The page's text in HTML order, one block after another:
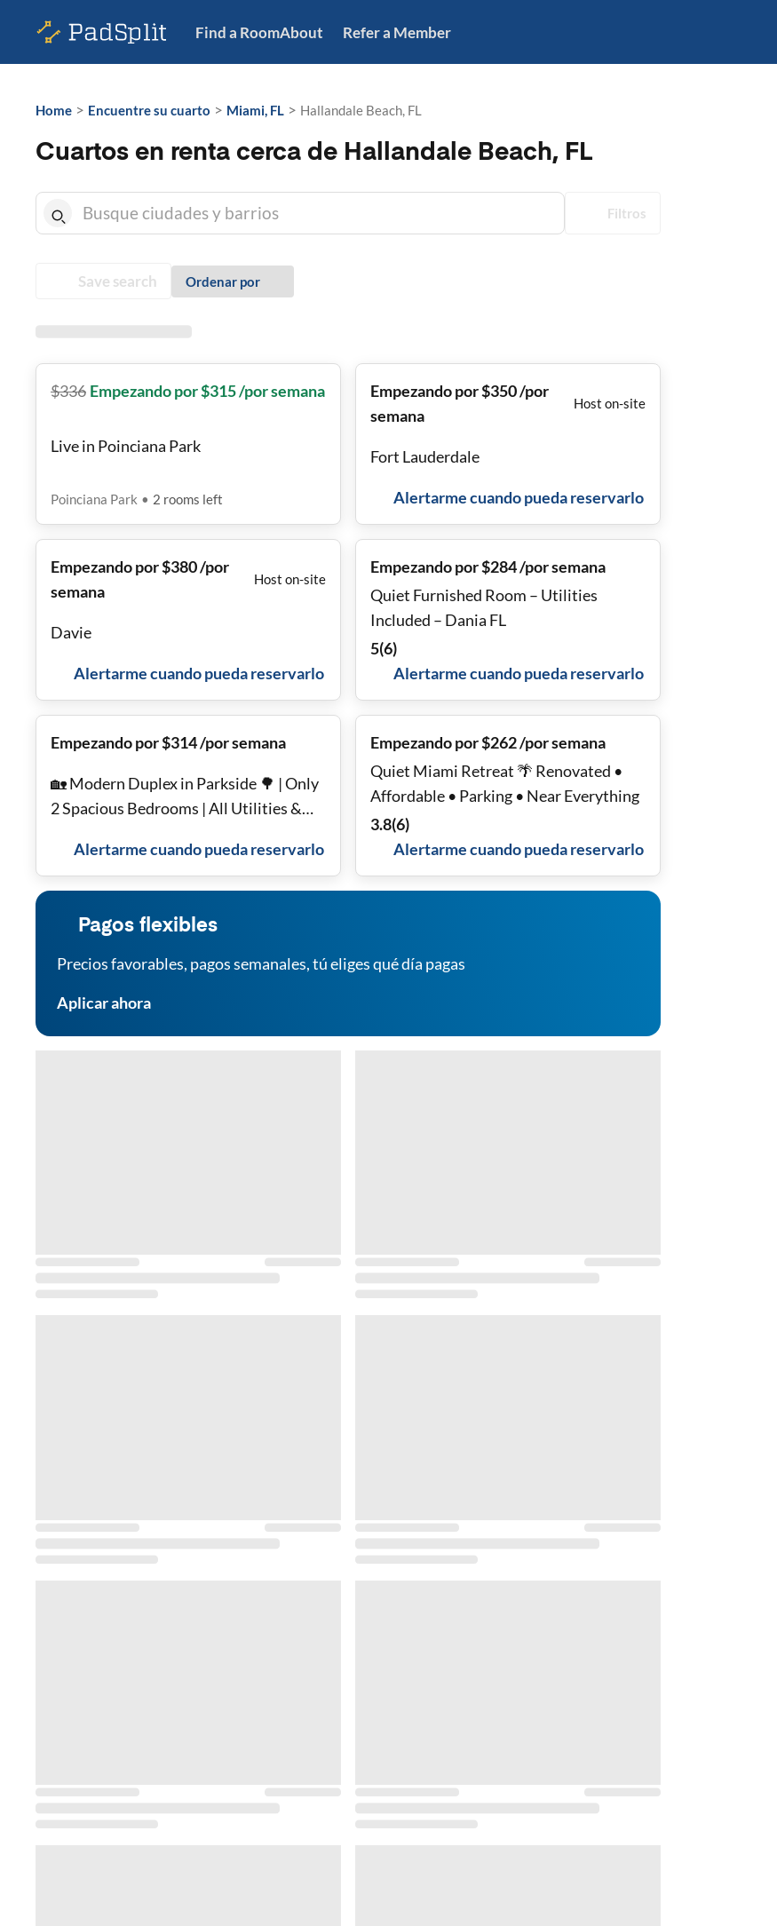
Find a RoomAbout Refer a Member
Home > Encuentre su cuarto > Miami, FL > Hallandale Beach, FL
Cuartos en renta cerca de Hallandale Beach, FL
Filtros
Save search Ordenar por
$336 Empezando por $315 /por semana
Live in Poinciana Park
Poinciana Park • 2 rooms left
Empezando por $350 /por
semana
Host on-site
Fort Lauderdale
Alertarme cuando pueda reservarlo
Empezando por $380 /por
semana
Host on-site
Davie
Alertarme cuando pueda reservarlo
Empezando por $284 /por semana
Quiet Furnished Room – Utilities
Included – Dania FL
5(6)
Alertarme cuando pueda reservarlo
Empezando por $314 /por semana
🏡 Modern Duplex in Parkside 🌳 | Only
2 Spacious Bedrooms | All Utilities &
Rated Host ⭐
Alertarme cuando pueda reservarlo
Empezando por $262 /por semana
Quiet Miami Retreat 🌴 Renovated •
Affordable • Parking • Near Everything
3.8(6)
Alertarme cuando pueda reservarlo
Pagos flexibles
Precios favorables, pagos semanales, tú eliges qué día pagas
Aplicar ahora